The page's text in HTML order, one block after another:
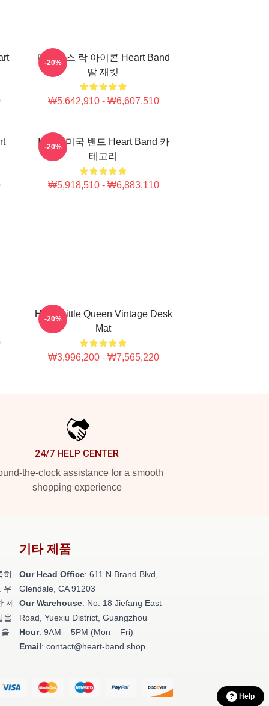
타임리스 락 아이콘 Heart Band
땀 재킷
₩5,642,910 - ₩6,607,510
-20%
Iconic 미국 밴드 Heart Band 카
테고리
₩5,918,510 - ₩6,883,110
-20%
Heart Little Queen Vintage Desk
Mat
₩3,996,200 - ₩7,565,220
-20%
24/7 HELP CENTER
the-clock assistance for a smooth
shopping experience
히
우
제
을
기타 제품
Our Head Office: 611 N Brand Blvd,
Glendale, CA 91203
Our Warehouse: No. 18 Jiefang East
Road, Yuexiu District, Guangzhou
Hour: 9AM – 5PM (Mon – Fri)
Email: contact@heart-band.shop
Help